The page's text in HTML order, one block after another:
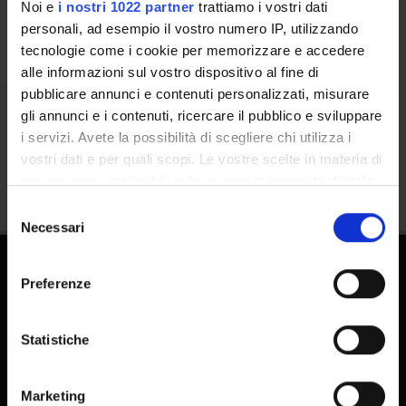
Noi e i nostri 1022 partner trattiamo i vostri dati
personali, ad esempio il vostro numero IP, utilizzando
tecnologie come i cookie per memorizzare e accedere
alle informazioni sul vostro dispositivo al fine di
pubblicare annunci e contenuti personalizzati, misurare
gli annunci e i contenuti, ricercare il pubblico e sviluppare
i servizi. Avete la possibilità di scegliere chi utilizza i
vostri dati e per quali scopi. Le vostre scelte in materia di
modificare o revocare il proprio consenso in qualsiasi
momento dalla Dichiarazione sui cookie o facendo clic
raccogliere informazioni sulla tua posizione
geografica, con un'approssimazione di qualche
Identificare il tuo dispositivo, scansionandolo
delNecessari
Preferenze
Statistiche
Marketing
Condividi